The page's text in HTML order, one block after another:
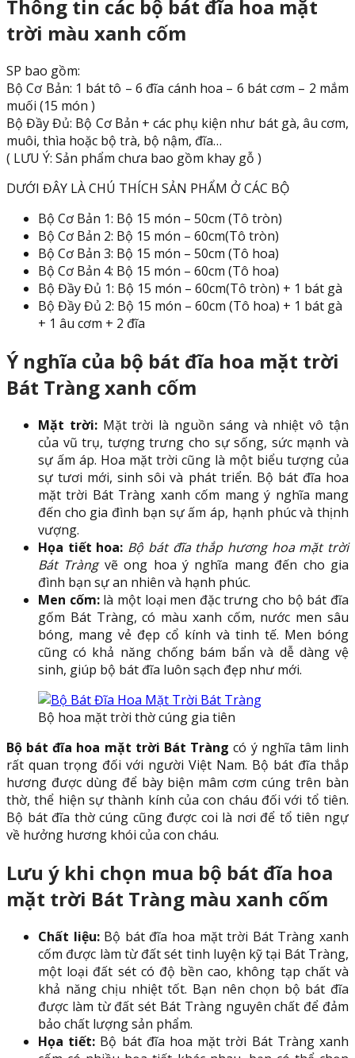
Thông tin các bộ bát đĩa hoa mặt
trời màu xanh cốm
SP bao gồm:
Bộ Cơ Bản: 1 bát tô – 6 đĩa cánh hoa – 6 bát cơm – 2 mắm
muối (15 món )
Bộ Đầy Đủ: Bộ Cơ Bản + các phụ kiện như bát gà, âu cơm,
muôi, thìa hoặc bộ trà, bộ nậm, đĩa…
( LƯU Ý: Sản phẩm chưa bao gồm khay gỗ )
DƯỚI ĐÂY LÀ CHÚ THÍCH SẢN PHẨM Ở CÁC BỘ
Bộ Cơ Bản 1: Bộ 15 món – 50cm (Tô tròn)
Bộ Cơ Bản 2: Bộ 15 món – 60cm(Tô tròn)
Bộ Cơ Bản 3: Bộ 15 món – 50cm (Tô hoa)
Bộ Cơ Bản 4: Bộ 15 món – 60cm (Tô hoa)
Bộ Đầy Đủ 1: Bộ 15 món – 60cm(Tô tròn) + 1 bát gà
Bộ Đầy Đủ 2: Bộ 15 món – 60cm (Tô hoa) + 1 bát gà
+ 1 âu cơm + 2 đĩa
Ý nghĩa của bộ bát đĩa hoa mặt trời
Bát Tràng xanh cốm
Mặt trời:Mặt trời là nguồn sáng và nhiệt vô tận
của vũ trụ, tượng trưng cho sự sống, sức mạnh và
sự ấm áp. Hoa mặt trời cũng là một biểu tượng của
sự tươi mới, sinh sôi và phát triển. Bộ bát đĩa hoa
mặt trời Bát Tràng xanh cốm mang ý nghĩa mang
đến cho gia đình bạn sự ấm áp, hạnh phúc và thịnh
vượng.
Họa tiết hoa: Bộ bát đĩa thắp hương hoa mặt trời
Bát Tràngvẽ ong hoa ý nghĩa mang đến cho gia
đình bạn sự an nhiên và hạnh phúc.
Men cốm:là một loại men đặc trưng cho bộ bát đĩa
gốm Bát Tràng, có màu xanh cốm, nước men sâu
bóng, mang vẻ đẹp cổ kính và tinh tế. Men bóng
cũng có khả năng chống bám bẩn và dễ dàng vệ
sinh, giúp bộ bát đĩa luôn sạch đẹp như mới.
Bộ hoa mặt trời thờ cúng gia tiên
Bộ bát đĩa hoa mặt trời Bát Tràng có ý nghĩa tâm linh
rất quan trọng đối với người Việt Nam. Bộ bát đĩa thắp
hương được dùng để bày biện mâm cơm cúng trên bàn
thờ, thể hiện sự thành kính của con cháu đối với tổ tiên.
Bộ bát đĩa thờ cúng cũng được coi là nơi để tổ tiên ngự
về hưởng hương khói của con cháu.
Lưu ý khi chọn mua bộ bát đĩa hoa
mặt trời Bát Tràng màu xanh cốm
Chất liệu:Bộ bát đĩa hoa mặt trời Bát Tràng xanh
cốm được làm từ đất sét tinh luyện kỹ tại Bát Tràng,
một loại đất sét có độ bền cao, không tạp chất và
khả năng chịu nhiệt tốt. Bạn nên chọn bộ bát đĩa
được làm từ đất sét Bát Tràng nguyên chất để đảm
bảo chất lượng sản phẩm.
Họa tiết: Bộ bát đĩa hoa mặt trời Bát Tràng xanh